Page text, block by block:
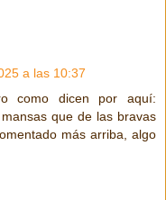
a las 10:37
como dicen por aquí:
que de las bravas
más arriba, algo